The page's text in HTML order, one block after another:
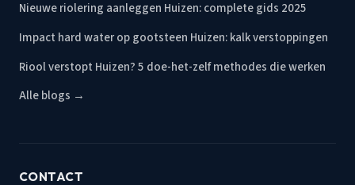
Nieuwe riolering aanleggen Huizen: complete gids 2025
Impact hard water op gootsteen Huizen: kalk verstoppingen
Riool verstopt Huizen? 5 doe-het-zelf methodes die werken
Alle blogs →
CONTACT